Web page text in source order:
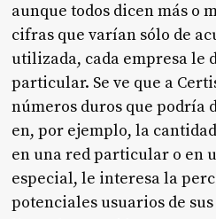
aunque todos dicen más o
cifras que varían sólo de
utilizada, cada empresa le
particular. Se ve que a
números duros que podría
en, por ejemplo, la
en una red particular o en
especial, le interesa la
potenciales usuarios de